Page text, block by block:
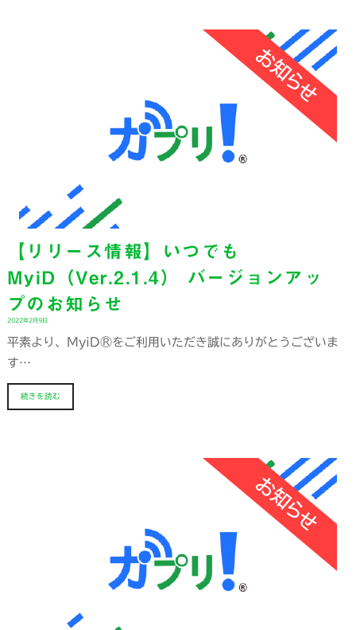
【リリース情報】いつでも
MyiD（Ver.2.1.4） バージョンアッ
プのお知らせ
2022年2月9日
平素より、MyiD®をご利用いただき誠にありがとうございま
す…
続きを読む